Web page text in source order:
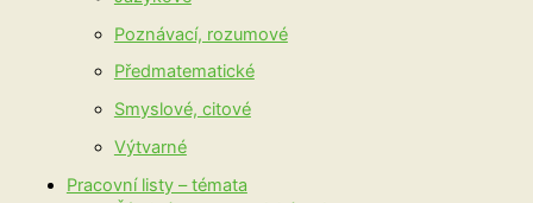
Poznávací, rozumové
Předmatematické
Smyslové, citové
Výtvarné
Pracovní listy – témata